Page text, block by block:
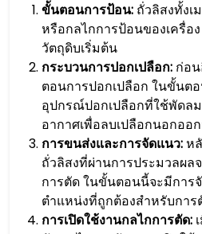
ขั้นตอนการป้อน: ถั่วลิสงทั้งเ
หรือกลไกการป้อนของเครื่อ
วัตถุดิบเริ่มต้น
กระบวนการปอกเปลือก: ก่อ
ตอนการปอกเปลือก ในขั้นต
อุปกรณ์ปอกเปลือกที่ใช้พัดล
อากาศเพื่อลบเปลือกนอกออ
การขนส่งและการจัดแนว:ห
ถั่วลิสงที่ผ่านการประมวลผล
การตัด ในขั้นตอนนี้จะมีการ
ตำแหน่งที่ถูกต้องสำหรับการ
การเปิดใช้งานกลไกการตัด: